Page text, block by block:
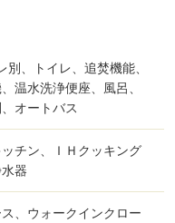
別、トイレ、追焚機能、
温水洗浄便座、風呂、
オートバス
チン、ＩＨクッキング
器
、ウォークインクロー